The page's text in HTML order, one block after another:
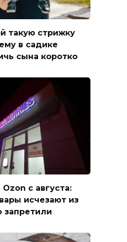
такую стрижку
в садике
сына коротко
с августа:
исчезают из
запретили